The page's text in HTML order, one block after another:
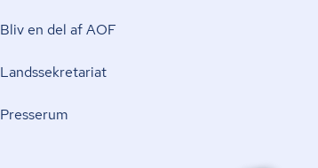
Bliv en del af AOF
Lands­se­kre­ta­ri­at
Presserum